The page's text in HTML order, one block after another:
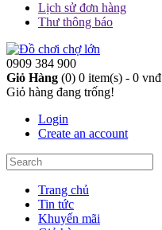
Lịch sử đơn hàng
Thư thông báo
0909 384 900
Giỏ Hàng (0) 0 item(s) - 0 vnđ
Giỏ hàng đang trống!
Login
Create an account
Trang chủ
Tin tức
Khuyến mãi